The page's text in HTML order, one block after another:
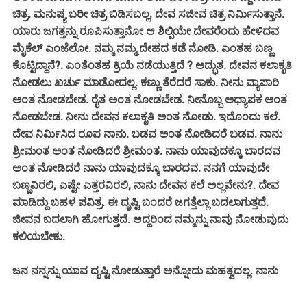
ಚಿತ್ರ. ಮನುಷ್ಯ ಬರೀ ಚಿತ್ರ ಬಿಡಿಸಬಲ್ಲ. ದೇವ ಸಜೀವ ಚಿತ್ರ ನಿರ್ಮಿಸುತ್ತಾನೆ.
ಯಾರು ಜಗತ್ತನ್ನು ರೂಪಿಸುತ್ತಾನೋ ಆ ಶಿಲ್ಪಿಯೇ ದೇವರೆಂದು ಹೇಳಿದವ
ಮೈಕೆಲ್ ಎಂಜೆಲೋ. ನಮ್ಮ ನಮ್ಮ ದೇಹದ ಕಡೆ ನೋಡಿ. ಎಂತಹ ಬಣ್ಣ
ಕೊಟ್ಟಿದ್ದಾನೆ?. ಎಂತೆಂತಹ ಕ್ರಿಯೆ ನಡೆಯುತ್ತಿದೆ ? ಅದ್ಭುತ. ದೇವನ ಕಲಾಕೃತಿ
ನೋಡಲು ಖರ್ಚು ಮಾಡೋದಲ್ಲ. ಕಣ್ಣು ತೆರೆದರೆ ಸಾಕು. ನೀನು ವ್ಯಾಪಾರಿ
ಅಂತ ನೋಡಬೇಡ. ರೈತ ಅಂತ ನೋಡಬೇಡ. ನೀನೊಬ್ಬ ಅಧ್ಯಾಪಕ ಅಂತ
ನೋಡಬೇಡ. ನೀನು ದೇವನ ಕಲಾಕೃತಿ ಅಂತ ನೋಡು. ಇದೊಂದು ಕಲೆ.
ದೇವ ನಿರ್ಮಿಸಿದ ರೂಪ ನಾನು. ಬಡವ ಅಂತ ನೋಡಿದರೆ ಬಡವ. ನಾನು
ಶ್ರೀಮಂತ ಅಂತ ನೋಡಿದರೆ ಶ್ರೀಮಂತ. ನಾನು ಯಾವುದಕ್ಕೂ ಬಾರದವ
ಅಂತ ನೋಡಿದರೆ ನಾನು ಯಾವುದಕ್ಕೂ ಬಾರದವ. ನನಗೆ ಯಾವುದೇ
ಬಣ್ಣವಿರಲಿ, ಎಷ್ಟೇ ಎತ್ತರವಿರಲಿ, ನಾನು ದೇವನ ಕಲೆ ಅಲ್ಲವೇನು?. ದೇವ
ಮಾಡಿದ್ದು ಬಹಳ ಪವಿತ್ರ. ಈ ದೃಷ್ಟಿ ಬಂದರೆ ಜಗತ್ತೆಲ್ಲಾ ಬದಲಾಗುತ್ತದೆ.
ಜೀವನ ಬದಲಾಗಿ ಹೋಗುತ್ತದೆ. ಆದ್ದರಿಂದ ನಮ್ಮನ್ನು ನಾವು ನೋಡುವುದು
ಕಲಿಯಬೇಕು.
ಜನ ನನ್ನನ್ನು ಯಾವ ದೃಷ್ಟಿ ನೋಡುತ್ತಾರೆ ಅನ್ನೋದು ಮಹತ್ವದಲ್ಲ. ನಾನು